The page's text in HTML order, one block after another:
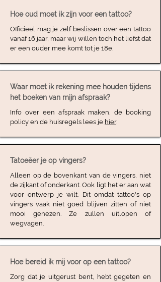
Hoe oud moet ik zijn voor een tattoo?
Officieel mag je zelf beslissen over een tattoo
vanaf 16 jaar, maar wij willen toch het liefst dat
er een ouder mee komt tot je 18e.
Waar moet ik rekening mee houden tijdens
het boeken van mijn afspraak?
Info over een afspraak maken, de booking
policy en de huisregels lees je hier.
Tatoeëer je op vingers?
Alleen op de bovenkant van de vingers, niet
de zijkant of onderkant. Ook ligt het er aan wat
voor ontwerp je wilt. Dit omdat tattoo's op
vingers vaak niet goed blijven zitten of niet
mooi genezen. Ze zullen uitlopen of
wegvagen.
Hoe bereid ik mij voor op een tattoo?
Zorg dat je uitgerust bent, hebt gegeten en